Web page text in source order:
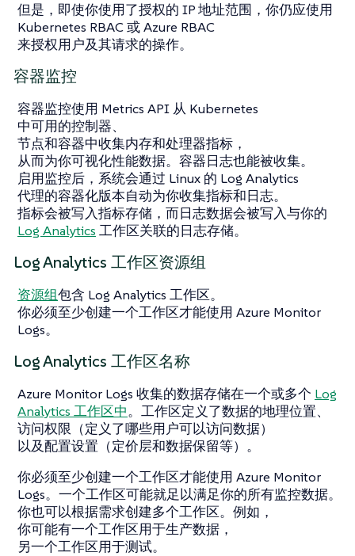
但是，即使你使用了授权的 IP 地址范围，你仍应使用
Kubernetes RBAC 或 Azure RBAC
来授权用户及其请求的操作。
容器监控
容器监控使用 Metrics API 从 Kubernetes
中可用的控制器、
节点和容器中收集内存和处理器指标，
从而为你可视化性能数据。容器日志也能被收集。
启用监控后，系统会通过 Linux 的 Log Analytics
代理的容器化版本自动为你收集指标和日志。
指标会被写入指标存储，而日志数据会被写入与你的
Log Analytics 工作区关联的日志存储。
Log Analytics 工作区资源组
资源组包含 Log Analytics 工作区。
你必须至少创建一个工作区才能使用 Azure Monitor
Logs。
Log Analytics 工作区名称
Azure Monitor Logs 收集的数据存储在一个或多个 Log
Analytics 工作区中。工作区定义了数据的地理位置、
访问权限（定义了哪些用户可以访问数据）
以及配置设置（定价层和数据保留等）。
你必须至少创建一个工作区才能使用 Azure Monitor
Logs。一个工作区可能就足以满足你的所有监控数据。
你也可以根据需求创建多个工作区。例如，
你可能有一个工作区用于生产数据，
另一个工作区用于测试。